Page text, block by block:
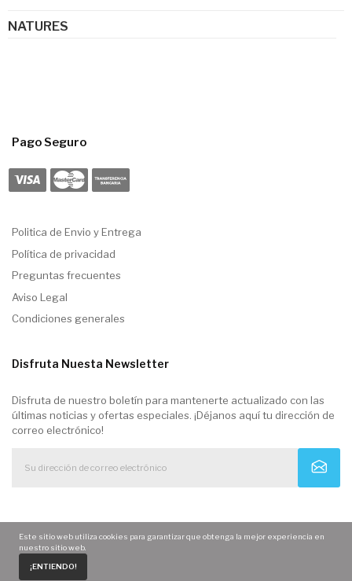
Home
NATURES
Pago Seguro
Politica de Envio y Entrega
Política de privacidad
Preguntas frecuentes
Aviso Legal
Condiciones generales
Disfruta Nuesta Newsletter
Disfruta de nuestro boletín para mantenerte actualizado con las
últimas noticias y ofertas especiales. ¡Déjanos aquí tu dirección de
correo electrónico!
Este sitio web utiliza cookies para garantizar que obtenga la mejor experiencia en
nuestro sitio web.
¡ENTIENDO!